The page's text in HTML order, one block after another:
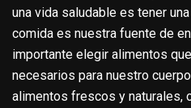
una vida saludable es tener
comida es nuestra fuente de
importante elegir alimentos
necesarios para nuestro
alimentos frescos y naturales,